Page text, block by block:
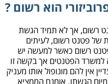
הוא רשום ?
רשום, אך לא תמיד הגשת
של פטנט רשום, לעיתים
רשום כאשר למעשה יש
הפטנטים אך בקשה זו
אין להם מונופול אותו מעניק
הגשתו. אומנם הממציא